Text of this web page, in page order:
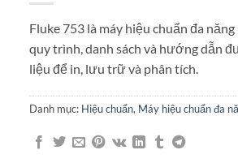
Fluke 753 là máy hiệu chuẩn đa
quy trình, danh sách và hướng dẫn
liệu để in, lưu trữ và phân tích.
Danh mục: Hiệu chuẩn, Máy hiệu chuẩn đa